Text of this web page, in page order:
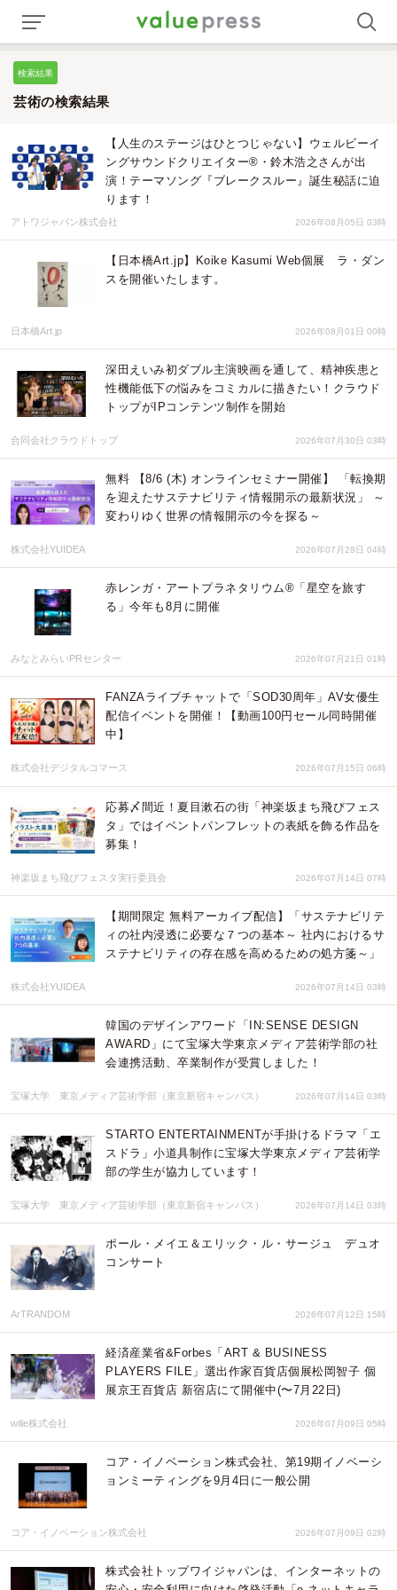
検索結果
芸術の検索結果
【人生のステージはひとつじゃない】ウェルビーイ
ングサウンドクリエイター®・鈴木浩之さんが出
演！テーマソング『ブレークスルー』誕生秘話に迫
ります！
アトワジャパン株式会社 2026年08月05日 03時
【日本橋Art.jp】Koike Kasumi Web個展 ラ・ダン
スを開催いたします。
日本橋Art.jp 2026年08月01日 00時
深田えいみ初ダブル主演映画を通して、精神疾患と
性機能低下の悩みをコミカルに描きたい！クラウド
トップがIPコンテンツ制作を開始
合同会社クラウドトップ 2026年07月30日 03時
無料 【8/6 (木) オンラインセミナー開催】 「転換期
を迎えたサステナビリティ情報開示の最新状況」 ～
変わりゆく世界の情報開示の今を探る～
株式会社YUIDEA 2026年07月28日 04時
赤レンガ・アートプラネタリウム®「星空を旅す
る」今年も8月に開催
みなとみらいPRセンター 2026年07月21日 01時
FANZAライブチャットで「SOD30周年」AV女優生
配信イベントを開催！【動画100円セール同時開催
中】
株式会社デジタルコマース 2026年07月15日 06時
応募〆間近！夏目漱石の街「神楽坂まち飛びフェス
タ」ではイベントパンフレットの表紙を飾る作品を
募集！
神楽坂まち飛びフェスタ実行委員会 2026年07月14日 07時
【期間限定 無料アーカイブ配信】「サステナビリテ
ィの社内浸透に必要な７つの基本～ 社内におけるサ
ステナビリティの存在感を高めるための処方箋～」
株式会社YUIDEA 2026年07月14日 03時
韓国のデザインアワード「IN:SENSE DESIGN
AWARD」にて宝塚大学東京メディア芸術学部の社
会連携活動、卒業制作が受賞しました！
宝塚大学 東京メディア芸術学部（東京新宿キャンパス） 2026年07月14日 03時
STARTO ENTERTAINMENTが手掛けるドラマ「エ
スドラ」小道具制作に宝塚大学東京メディア芸術学
部の学生が協力しています！
宝塚大学 東京メディア芸術学部（東京新宿キャンパス） 2026年07月14日 03時
ポール・メイエ＆エリック・ル・サージュ デュオ
コンサート
ArTRANDOM 2026年07月12日 15時
経済産業省&Forbes「ART & BUSINESS
PLAYERS FILE」選出作家百貨店個展松岡智子 個
展京王百貨店 新宿店にて開催中(〜7月22日)
wille株式会社 2026年07月09日 05時
コア・イノベーション株式会社、第19期イノベーシ
ョンミーティングを9月4日に一般公開
コア・イノベーション株式会社 2026年07月09日 02時
株式会社トップワイジャパンは、インターネットの